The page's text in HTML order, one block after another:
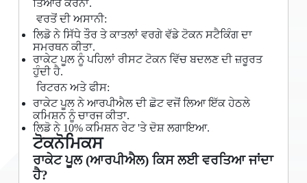
ਤਿਆਰ ਕਰਨਾ.
ਵਰਤੋਂ ਦੀ ਅਸਾਨੀ:
ਲਿਡੋ ਨੇ ਸਿੱਧੇ ਤੌਰ ਤੇ ਕਾਤਲਾਂ ਵਰਗੇ ਵੱਡੇ ਟੋਕਨ ਸਟੈਕਿੰਗ ਦਾ
ਸਮਰਥਨ ਕੀਤਾ.
ਰਾਕੇਟ ਪੂਲ ਨੂੰ ਪਹਿਲਾਂ ਰੀਸਟ ਟੋਕਨ ਵਿੱਚ ਬਦਲਣ ਦੀ ਜ਼ਰੂਰਤ
ਹੁੰਦੀ ਹੈ.
ਰਿਟਰਨ ਅਤੇ ਫੀਸ:
ਰਾਕੇਟ ਪੂਲ ਨੇ ਆਰਪੀਐਲ ਦੀ ਛੋਟ ਵਜੋਂ ਲਿਆ ਇੱਕ ਹੇਠਲੇ
ਕਮਿਸ਼ਨ ਨੂੰ ਚਾਰਜ ਕੀਤਾ.
ਲਿਡੋ ਨੇ 10% ਕਮਿਸ਼ਨ ਰੇਟ 'ਤੇ ਦੋਸ਼ ਲਗਾਇਆ.
ਟੋਕਨੋਮਿਕਸ
ਰਾਕੇਟ ਪੂਲ (ਆਰਪੀਐਲ) ਕਿਸ ਲਈ ਵਰਤਿਆ ਜਾਂਦਾ
ਹੈ?